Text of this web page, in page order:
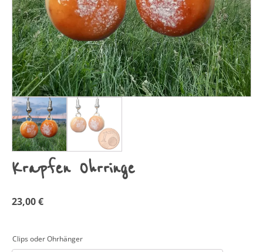
Krapfen Ohrringe
23,00€
Clips oder Ohrhänger